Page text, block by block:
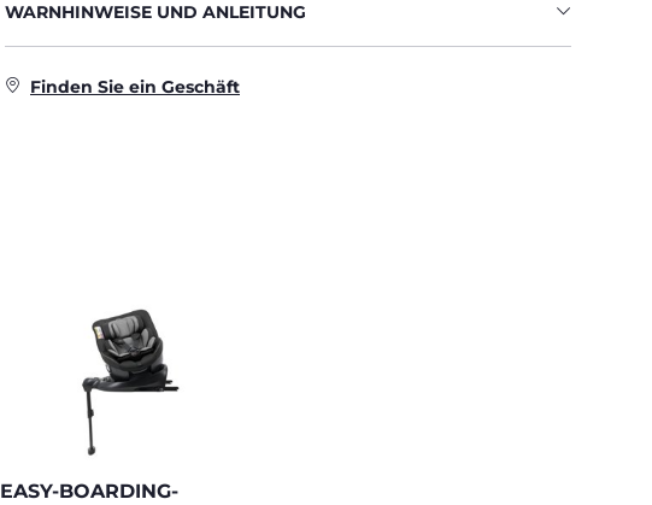
WARNHINWEISE UND ANLEITUNG
Finden Sie ein Geschäft
EASY-BOARDING-